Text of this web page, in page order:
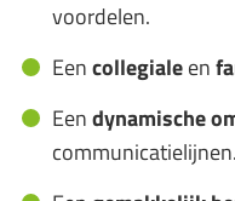
voordelen.
Eencollegialeen
Eendynamische
communicatielijnen.